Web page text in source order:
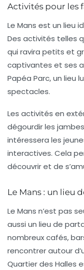
Activités pour les
Le Mans est un lieu
Des activités telles
qui ravira petits et
captivantes et ses
Papéa Parc, un lieu
spectacles.
Les activités en
dégourdir les
intéressera les
interactives. Cela
découvrir et de
Le Mans : un lieu
Le Mans n’est pas
aussi un lieu de
nombreux cafés,
rencontrer autour
Quartier des Halles